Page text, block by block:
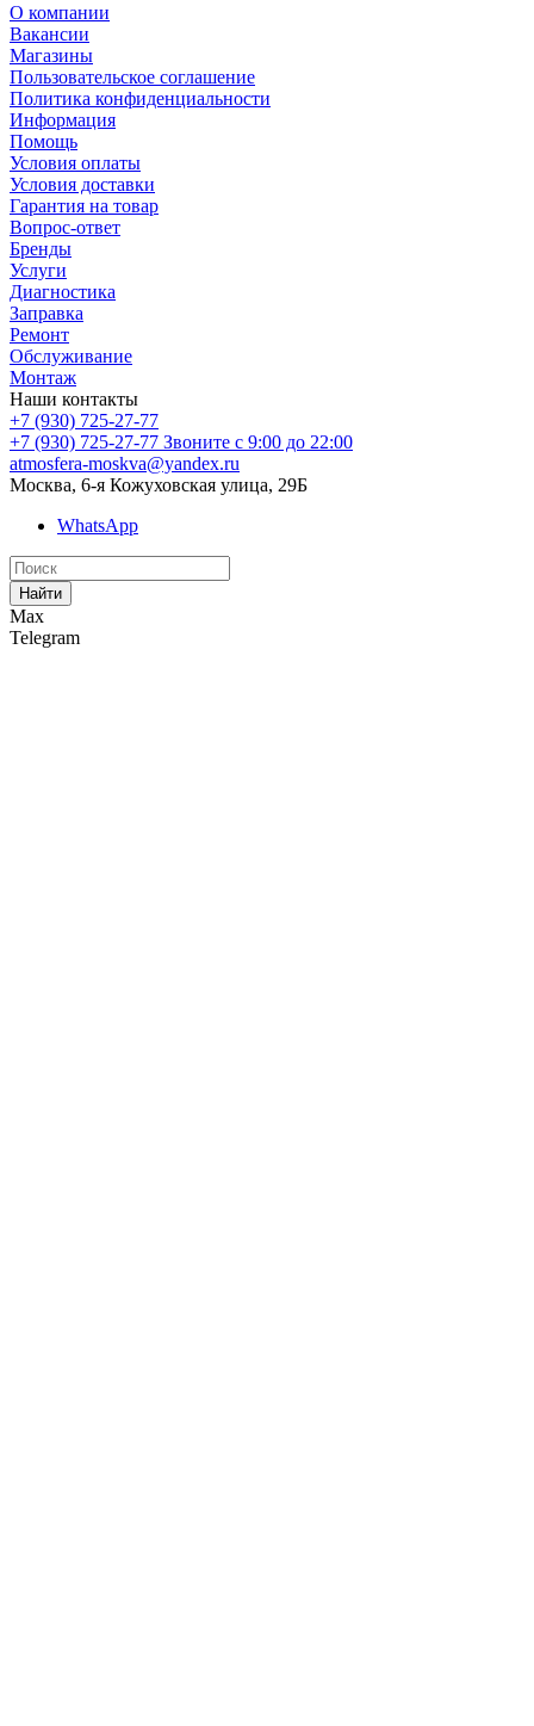
О компании
Вакансии
Магазины
Пользовательское соглашение
Политика конфиденциальности
Информация
Помощь
Условия оплаты
Условия доставки
Гарантия на товар
Вопрос-ответ
Бренды
Услуги
Диагностика
Заправка
Ремонт
Обслуживание
Монтаж
Наши контакты
+7 (930) 725-27-77
+7 (930) 725-27-77 Звоните с 9:00 до 22:00
atmosfera-moskva@yandex.ru
Москва, 6-я Кожуховская улица, 29Б
WhatsApp
Найти
Max
Telegram